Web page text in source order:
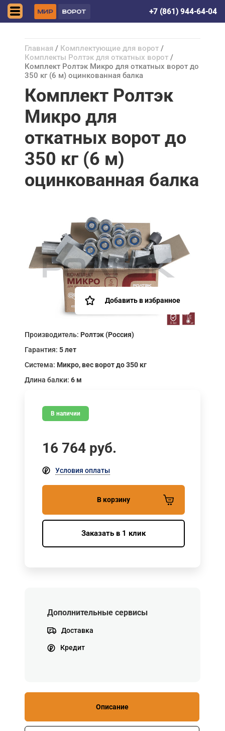
+7 (861) 944-64-04
Главная / Комплектующие для ворот /
Комплекты Ролтэк для откатных ворот /
Комплект Ролтэк Микро для откатных ворот до
350 кг (6 м) оцинкованная балка
Комплект Ролтэк
Микро для
откатных ворот до
350 кг (6 м)
оцинкованная балка
Добавить в избранное
Производитель: Ролтэк (Россия)
Гарантия: 5 лет
Система: Микро, вес ворот до 350 кг
Длина балки: 6 м
В наличии
16 764 руб.
Условия оплаты
В корзину
Заказать в 1 клик
Дополнительные сервисы
Доставка
Кредит
Описание